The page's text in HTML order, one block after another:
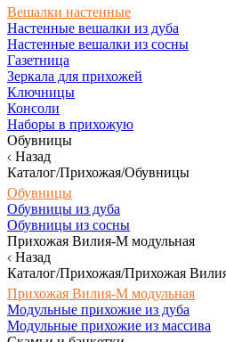
Вешалки настенные
Настенные вешалки из дуба
Настенные вешалки из сосны
Газетница
Зеркала для прихожей
Ключницы
Консоли
Наборы в прихожую
Обувницы
Назад
Каталог/Прихожая/Обувницы
Обувницы
Обувницы из дуба
Обувницы из сосны
Прихожая Вилия-М модульная
Назад
Каталог/Прихожая/Прихожая
Прихожая Вилия-М модульная
Модульные прихожие из дуба
Модульные прихожие из массива